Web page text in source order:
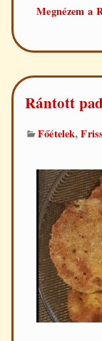
Megnézem a
Rántott
Főételek,